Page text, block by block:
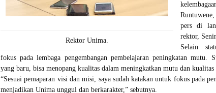
Rektor Unima.
pers di
rektor,
Selain
fokus pada lembaga pengembangan pembelajaran peningkatan mutu.
yang baru, bisa menopang kualitas dalam meningkatkan mutu dan
“Sesuai pemaparan visi dan misi, saya sudah katakan untuk fokus pada
menjadikan Unima unggul dan berkarakter,” sebutnya.